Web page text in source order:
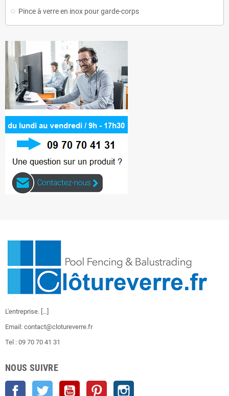
Pince à verre en inox pour garde-corps
L'entreprise. [...]
Email: contact@clotureverre.fr
Tel : 09 70 70 41 31
NOUS SUIVRE
Facebook Twitter YouTube Pinterest